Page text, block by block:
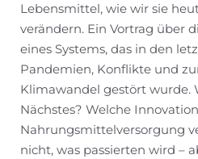
Lebensmittel, wie wir sie
verändern. Ein Vortrag über
eines Systems, das in den
Pandemien, Konflikte und
Klimawandel gestört wurde.
Nächstes? Welche
Nahrungsmittelversorgung
nicht, was passierten wird –